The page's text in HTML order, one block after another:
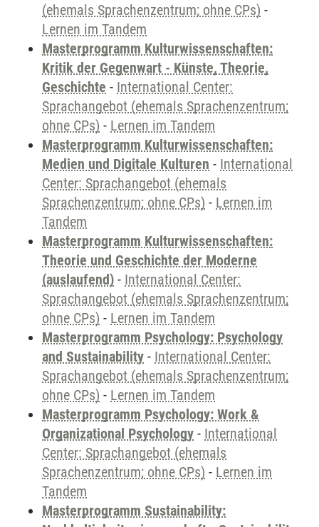
(ehemals Sprachenzentrum; ohne CPs) -
Lernen im Tandem
Masterprogramm Kulturwissenschaften:
Kritik der Gegenwart - Künste, Theorie,
Geschichte - International Center:
Sprachangebot (ehemals Sprachenzentrum;
ohne CPs) - Lernen im Tandem
Masterprogramm Kulturwissenschaften:
Medien und Digitale Kulturen - International
Center: Sprachangebot (ehemals
Sprachenzentrum; ohne CPs) - Lernen im
Tandem
Masterprogramm Kulturwissenschaften:
Theorie und Geschichte der Moderne
(auslaufend) - International Center:
Sprachangebot (ehemals Sprachenzentrum;
ohne CPs) - Lernen im Tandem
Masterprogramm Psychology: Psychology
and Sustainability - International Center:
Sprachangebot (ehemals Sprachenzentrum;
ohne CPs) - Lernen im Tandem
Masterprogramm Psychology: Work &
Organizational Psychology - International
Center: Sprachangebot (ehemals
Sprachenzentrum; ohne CPs) - Lernen im
Tandem
Masterprogramm Sustainability: